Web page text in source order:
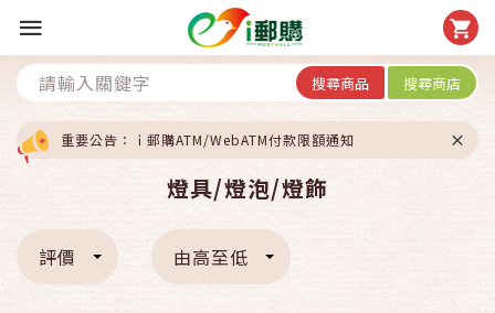
搜尋商品 搜尋商店
重要公告：ｉ郵購ATM/WebATM付款限額通知
燈具/燈泡/燈飾
評價 由高至低